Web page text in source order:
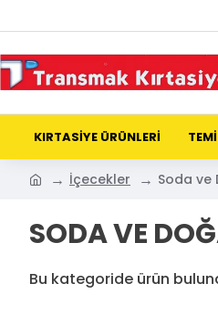
KIRTASİYE ÜRÜNLERİ
İçecekler Soda ve
SODA VE
Bu kategoride ürün